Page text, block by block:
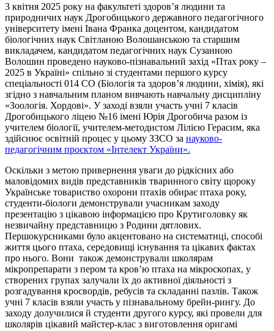
3 квітня 2025 року на факультеті здоров’я людини та
природничих наук Дрогобицького державного педагогічного
університету імені Івана Франка доцентом, кандидатом
біологічних наук Світланою Волошанською та старшим
викладачем, кандидатом педагогічних наук Сузанною
Волошин проведено науково-пізнавальний захід «Птах року –
2025 в Україні» спільно зі студентами першого курсу
спеціальності 014 СО (Біологія та здоров’я людини, хімія), які
згідно з навчальним планом вивчають навчальну дисципліну
«Зоологія. Хордові». У заході взяли участь учні 7 класів
Дрогобицького ліцею №16 імені Юрія Дрогобича разом із
учителем біології, учителем-методистом Лілією Герасим, яка
здійснює освітній процес у цьому ЗЗСО за науково-
педагогічним проєктом «Інтелект України».
Оскільки з метою привернення уваги до рідкісних або
маловідомих видів представників тваринного світу щороку
Українське товариство охорони птахів обирає птаха року,
студенти-біологи демонстрували учасникам заходу
презентацію з цікавою інформацією про Крутиголовку як
незвичайну представницю з Родини дятлових.
Першокурсниками було акцентовано на систематиці, способі
життя цього птаха, середовищі існування та цікавих фактах
про нього. Вони також демонстрували школярам
мікропрепарати з пером та кров’ю птаха на мікроскопах, у
створених групах залучали їх до активної діяльності з
розгадування кросвордів, ребусів та складанні пазлів. Також
учні 7 класів взяли участь у пізнавальному брейн-рингу. До
заходу долучилися й студенти другого курсу, які провели для
школярів цікавий майстер-клас з виготовлення оригамі